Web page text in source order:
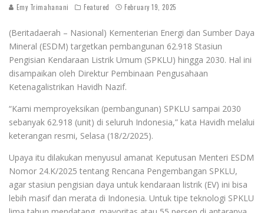
Emy Trimahanani Featured February 19, 2025
(Beritadaerah – Nasional) Kementerian Energi dan Sumber Daya
Mineral (ESDM) targetkan pembangunan 62.918 Stasiun
Pengisian Kendaraan Listrik Umum (SPKLU) hingga 2030. Hal ini
disampaikan oleh Direktur Pembinaan Pengusahaan
Ketenagalistrikan Havidh Nazif.
“Kami memproyeksikan (pembangunan) SPKLU sampai 2030
sebanyak 62.918 (unit) di seluruh Indonesia,” kata Havidh melalui
keterangan resmi, Selasa (18/2/2025).
Upaya itu dilakukan menyusul amanat Keputusan Menteri ESDM
Nomor 24.K/2025 tentang Rencana Pengembangan SPKLU,
agar stasiun pengisian daya untuk kendaraan listrik (EV) ini bisa
lebih masif dan merata di Indonesia. Untuk tipe teknologi SPKLU